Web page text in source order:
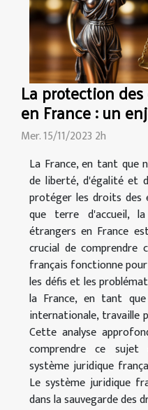
La protection
en France : un
Mer. 15/11/2023 2h
La France, en tant que
de liberté, d'égalité et
protéger les droits des
que terre d'accueil,
étrangers en France
crucial de comprendre
français fonctionne
les défis et les
la France, en tant
internationale, travaille
Cette analyse
comprendre ce
système juridique
Le système juridique
dans la sauvegarde des